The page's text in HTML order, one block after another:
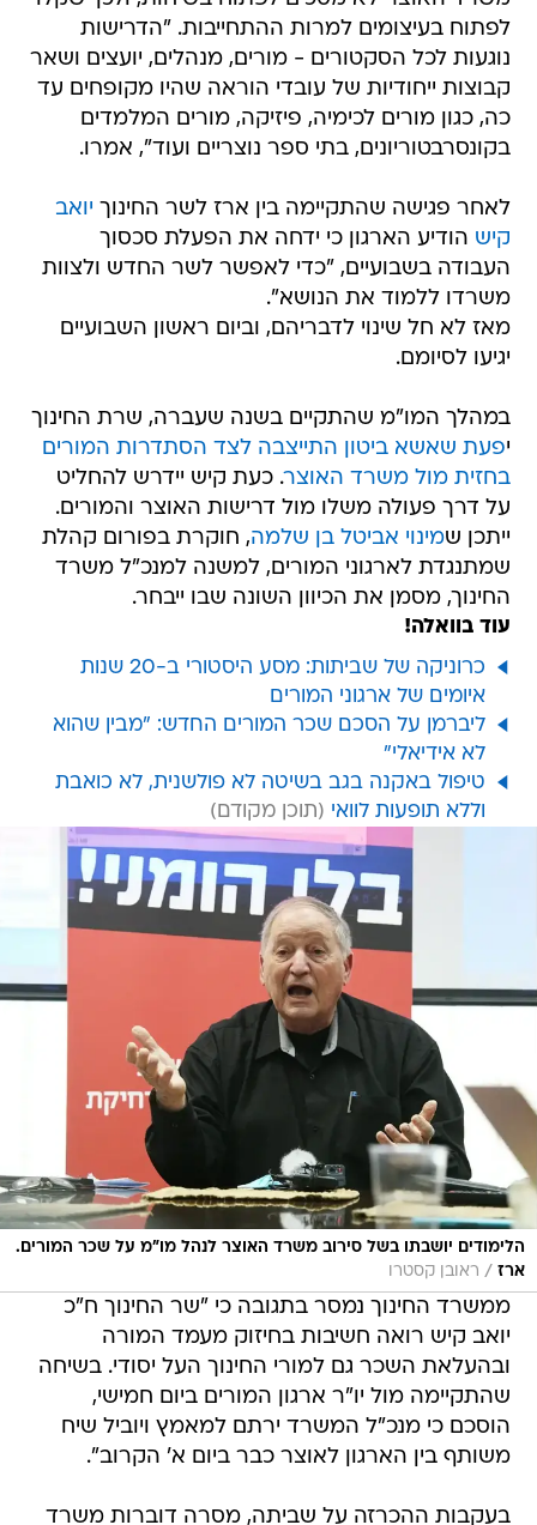
לפתוח בעיצומים למרות ההתחייבות. "הדרישות
נוגעות לכל הסקטורים - מורים, מנהלים, יועצים ושאר
קבוצות ייחודיות של עובדי הוראה שהיו מקופחים עד
כה, כגון מורים לכימיה, פיזיקה, מורים המלמדים
בקונסרבטוריונים, בתי ספר נוצריים ועוד", אמרו.
לאחר פגישה שהתקיימה בין ארז לשר החינוך יואב
קיש הודיע הארגון כי ידחה את הפעלת סכסוך
העבודה בשבועיים, "כדי לאפשר לשר החדש ולצוות
משרדו ללמוד את הנושא".
מאז לא חל שינוי לדבריהם, וביום ראשון השבועיים
יגיעו לסיומם.
במהלך המו"מ שהתקיים בשנה שעברה, שרת החינוך
יפעת שאשא ביטון התייצבה לצד הסתדרות המורים
בחזית מול משרד האוצר. כעת קיש יידרש להחליט
על דרך פעולה משלו מול דרישות האוצר והמורים.
ייתכן שמינוי אביטל בן שלמה, חוקרת בפורום קהלת
שמתנגדת לארגוני המורים, למשנה למנכ"ל משרד
החינוך, מסמן את הכיוון השונה שבו ייבחר.
עוד בוואלה!
כרוניקה של שביתות: מסע היסטורי ב-20 שנות
איומים של ארגוני המורים
ליברמן על הסכם שכר המורים החדש: "מבין שהוא
לא אידיאלי"
טיפול באקנה בגב בשיטה לא פולשנית, לא כואבת
וללא תופעות לוואי
הלימודים יושבתו בשל סירוב משרד האוצר לנהל מו"מ על שכר המורים.
ארז / ראובן קסטרו
ממשרד החינוך נמסר בתגובה כי "שר החינוך ח"כ
יואב קיש רואה חשיבות בחיזוק מעמד המורה
ובהעלאת השכר גם למורי החינוך העל יסודי. בשיחה
שהתקיימה מול יו"ר ארגון המורים ביום חמישי,
הוסכם כי מנכ"ל המשרד ירתם למאמץ ויוביל שיח
משותף בין הארגון לאוצר כבר ביום א' הקרוב".
בעקבות ההכרזה על שביתה, מסרה דוברות משרד